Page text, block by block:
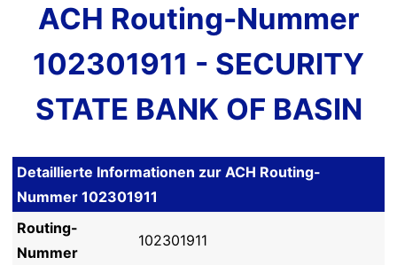
ACH Routing-Nummer
102301911 - SECURITY
STATE BANK OF BASIN
Detaillierte Informationen zur ACH Routing-
Nummer 102301911
Routing-
Nummer
102301911